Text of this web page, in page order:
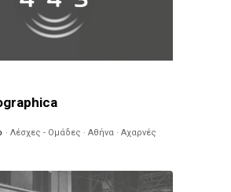
· Λέσχες - Ομάδες · Αθήνα · Αχαρνές